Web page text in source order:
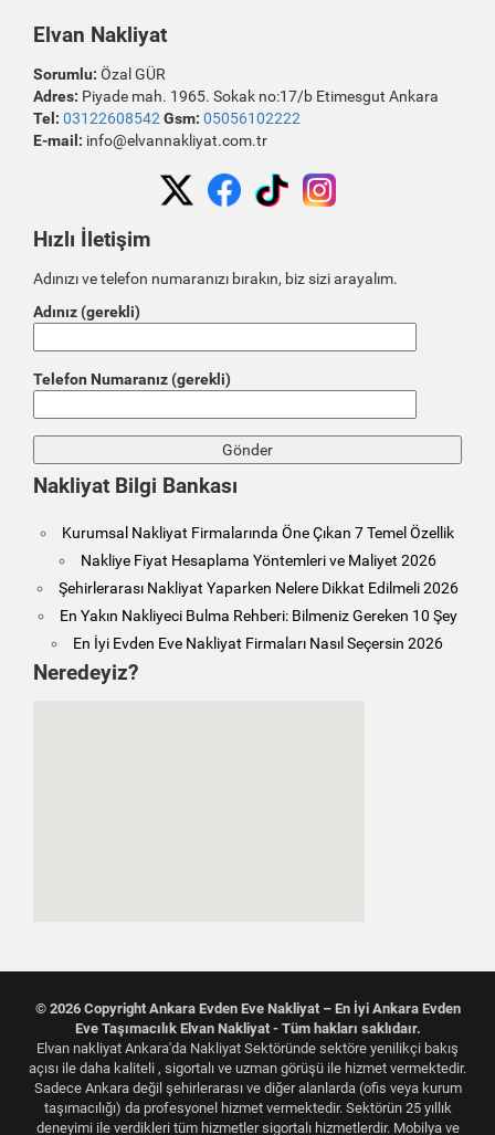
Elvan Nakliyat
Sorumlu: Özal GÜR
Adres: Piyade mah. 1965. Sokak no:17/b Etimesgut Ankara
Tel: 03122608542 Gsm: 05056102222
E-mail: info@elvannakliyat.com.tr
Hızlı İletişim
Adınızı ve telefon numaranızı bırakın, biz sizi arayalım.
Adınız (gerekli)
Telefon Numaranız (gerekli)
Nakliyat Bilgi Bankası
Kurumsal Nakliyat Firmalarında Öne Çıkan 7 Temel Özellik
Nakliye Fiyat Hesaplama Yöntemleri ve Maliyet 2026
Şehirlerarası Nakliyat Yaparken Nelere Dikkat Edilmeli 2026
En Yakın Nakliyeci Bulma Rehberi: Bilmeniz Gereken 10 Şey
En İyi Evden Eve Nakliyat Firmaları Nasıl Seçersin 2026
Neredeyiz?
© 2026 Copyright Ankara Evden Eve Nakliyat – En İyi Ankara Evden
Eve Taşımacılık Elvan Nakliyat - Tüm hakları saklıdaır.
Elvan nakliyat Ankara'da Nakliyat Sektöründe sektöre yenilikçi bakış
açısı ile daha kaliteli , sigortalı ve uzman görüşü ile hizmet vermektedir.
Sadece Ankara değil şehirlerarası ve diğer alanlarda (ofis veya kurum
taşımacılığı) da profesyonel hizmet vermektedir. Sektörün 25 yıllık
deneyimi ile verdikleri tüm hizmetler sigortalı hizmetlerdir. Mobilya ve